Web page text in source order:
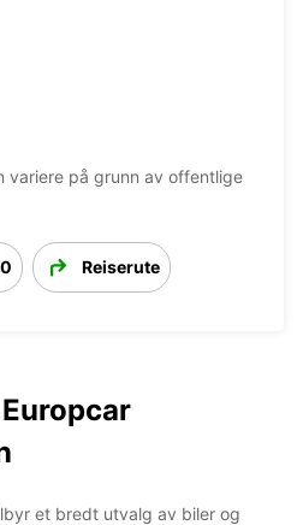
variere på grunn av offentlige
Reiserute
et bredt utvalg av biler og